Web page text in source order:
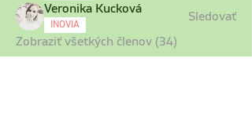
Veronika Kucková
INOVIA
Sledovať
Zobraziť všetkých členov (34)